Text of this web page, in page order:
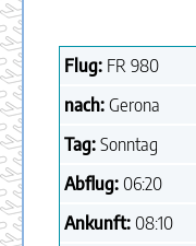
Flug: FR 980
nach: Gerona
Tag: Sonntag
Abflug: 06:20
Ankunft: 08:10